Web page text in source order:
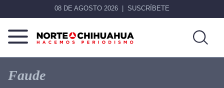
08 DE AGOSTO 2026 SUSCRÍBETE
Norte
De
Chihuahua
Más
que
noticias,
Faude